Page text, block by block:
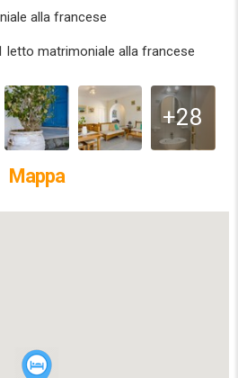
alla francese
letto matrimoniale alla francese
+28
Mappa